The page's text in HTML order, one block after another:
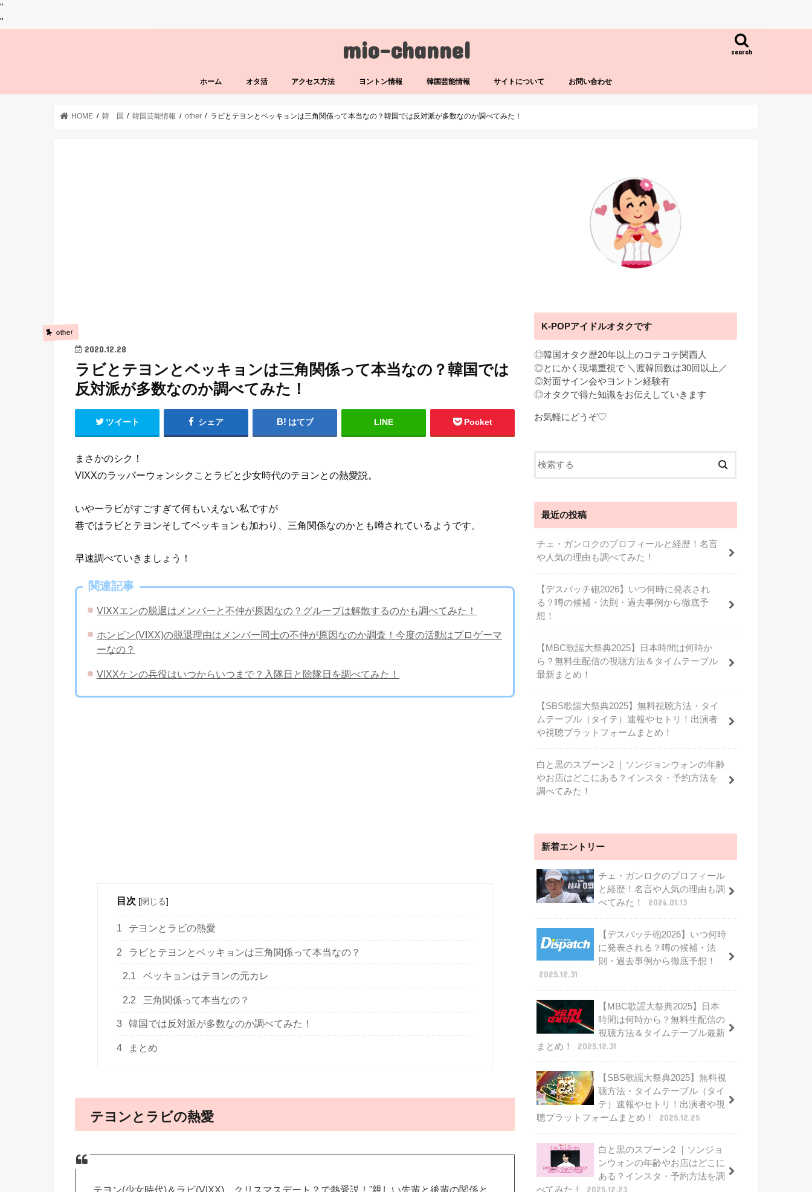
"
"
mio-channel search
ホーム オタ活 アクセス方法 ヨントン情報 韓国芸能情報 サイトについて お問い合わせ
HOME 韓 国 韓国芸能情報 other ラビとテヨンとベッキョンは三角関係って本当なの？韓国では反対派が多数なのか調べてみた！
other
2020.12.28
ラビとテヨンとベッキョンは三角関係って本当なの？韓国では
反対派が多数なのか調べてみた！
ツイート シェア はてブ LINE Pocket
まさかのシク！
VIXXのラッパーウォンシクことラビと少女時代のテヨンとの熱愛説。
いやーラビがすごすぎて何もいえない私ですが
巷ではラビとテヨンそしてベッキョンも加わり、三角関係なのかとも噂されているようです。
早速調べていきましょう！
関連記事
VIXXエンの脱退はメンバーと不仲が原因なの？グループは解散するのかも調べてみた！
ホンビン(VIXX)の脱退理由はメンバー同士の不仲が原因なのか調査！今度の活動はプロゲーマ
ーなの？
VIXXケンの兵役はいつからいつまで？入隊日と除隊日を調べてみた！
目次 [閉じる]
1 テヨンとラビの熱愛
2 ラビとテヨンとベッキョンは三角関係って本当なの？
2.1 ベッキョンはテヨンの元カレ
2.2 三角関係って本当なの？
3 韓国では反対派が多数なのか調べてみた！
4 まとめ
テヨンとラビの熱愛
テヨン(少女時代)＆ラビ(VIXX)、クリスマスデート？で熱愛説！”親しい先輩と後輩の関係と
K-POPアイドルオタクです
◎韓国オタク歴20年以上のコテコテ関西人
◎とにかく現場重視で ＼渡韓回数は30回以上／
◎対面サイン会やヨントン経験有
◎オタクで得た知識をお伝えしていきます
お気軽にどうぞ♡
最近の投稿
チェ・ガンロクのプロフィールと経歴！名言
や人気の理由も調べてみた！
【デスパッチ砲2026】いつ何時に発表され
る？噂の候補・法則・過去事例から徹底予
想！
【MBC歌謡大祭典2025】日本時間は何時か
ら？無料生配信の視聴方法＆タイムテーブル
最新まとめ！
【SBS歌謡大祭典2025】無料視聴方法・タイ
ムテーブル（タイテ）速報やセトリ！出演者
や視聴プラットフォームまとめ！
白と黒のスプーン2 ｜ソンジョンウォンの年齢
やお店はどこにある？インスタ・予約方法を
調べてみた！
新着エントリー
チェ・ガンロクのプロフィール
と経歴！名言や人気の理由も調
べてみた！
2026.01.13
【デスパッチ砲2026】いつ何時
に発表される？噂の候補・法
則・過去事例から徹底予想！
2025.12.31
【MBC歌謡大祭典2025】日本
時間は何時から？無料生配信の
視聴方法＆タイムテーブル最新
まとめ！
2025.12.31
【SBS歌謡大祭典2025】無料視
聴方法・タイムテーブル（タイ
テ）速報やセトリ！出演者や視
聴プラットフォームまとめ！
2025.12.25
白と黒のスプーン2 ｜ソンジョ
ンウォンの年齢やお店はどこに
ある？インスタ・予約方法を調
べてみた！
2025.12.23